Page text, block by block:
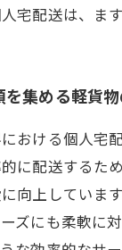
宅配送は、ま
を集める軽貨
おける個人宅
に配送するた
向上していま
ズにも柔軟に